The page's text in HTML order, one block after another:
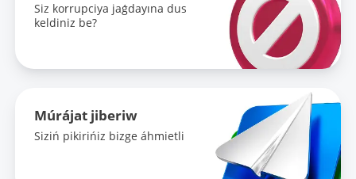
Siz korrupciya jaǵdayına dus
keldiniz be?
Múrájat jiberiw
Siziń pikirińiz bizge áhmietli